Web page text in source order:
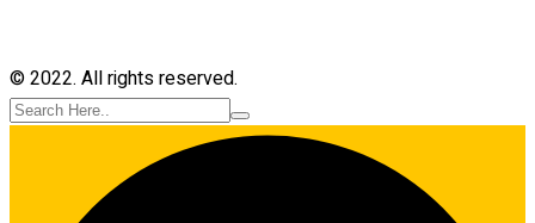
© 2022. All rights reserved.